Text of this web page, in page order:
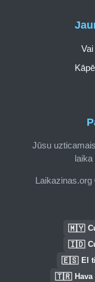
Jūsu
🇲🇾
🇮🇩
🇪🇸 El
🇹🇷